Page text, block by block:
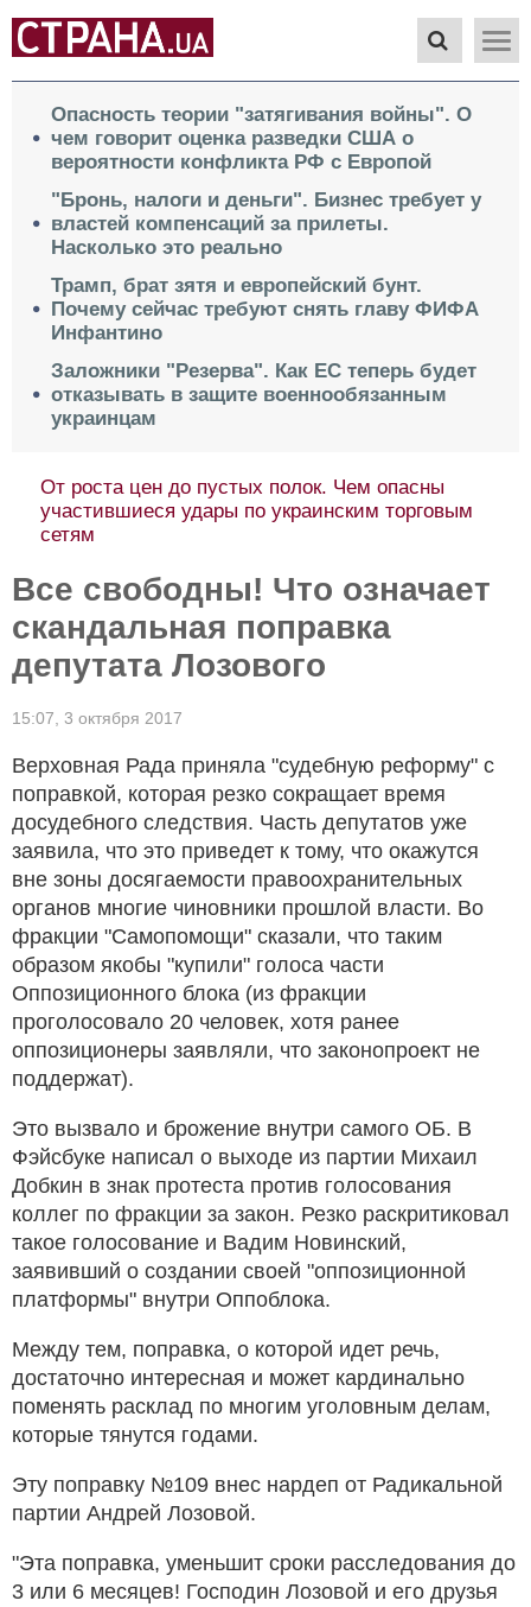
Опасность теории "затягивания войны". О
чем говорит оценка разведки США о
вероятности конфликта РФ с Европой
"Бронь, налоги и деньги". Бизнес требует у
властей компенсаций за прилеты.
Насколько это реально
Трамп, брат зятя и европейский бунт.
Почему сейчас требуют снять главу ФИФА
Инфантино
Заложники "Резерва". Как ЕС теперь будет
отказывать в защите военнообязанным
украинцам
От роста цен до пустых полок. Чем опасны
участившиеся удары по украинским торговым
сетям
Все свободны! Что означает
скандальная поправка
депутата Лозового
15:07, 3 октября 2017
Верховная Рада приняла "судебную реформу" с
поправкой, которая резко сокращает время
досудебного следствия. Часть депутатов уже
заявила, что это приведет к тому, что окажутся
вне зоны досягаемости правоохранительных
органов многие чиновники прошлой власти. Во
фракции "Самопомощи" сказали, что таким
образом якобы "купили" голоса части
Оппозиционного блока (из фракции
проголосовало 20 человек, хотя ранее
оппозиционеры заявляли, что законопроект не
поддержат).
Это вызвало и брожение внутри самого ОБ. В
Фэйсбуке написал о выходе из партии Михаил
Добкин в знак протеста против голосования
коллег по фракции за закон. Резко раскритиковал
такое голосование и Вадим Новинский,
заявивший о создании своей "оппозиционной
платформы" внутри Оппоблока.
Между тем, поправка, о которой идет речь,
достаточно интересная и может кардинально
поменять расклад по многим уголовным делам,
которые тянутся годами.
Эту поправку №109 внес нардеп от Радикальной
партии Андрей Лозовой.
"Эта поправка, уменьшит сроки расследования до
3 или 6 месяцев! Господин Лозовой и его друзья